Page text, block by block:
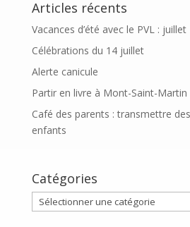
Articles récents
Vacances d’été avec le PVL : juillet
Célébrations du 14 juillet
Alerte canicule
Partir en livre à Mont-Saint-Martin
Café des parents : transmettre
enfants
Catégories
Catégories